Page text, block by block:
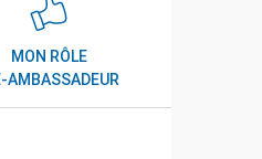
MON RÔLE
AMBASSADEUR